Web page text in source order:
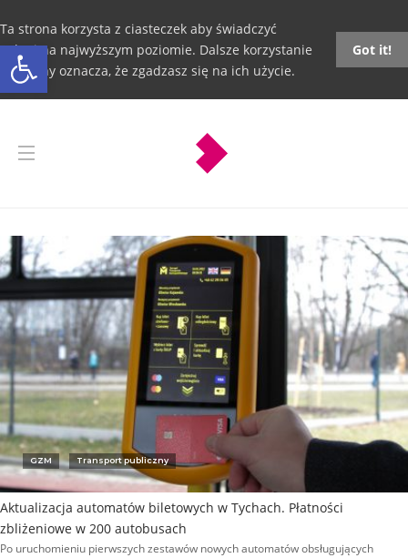
Otwórz pasek narzędzi
Ta strona korzysta z ciasteczek aby świadczyć
usługi na najwyższym poziomie. Dalsze korzystanie
ze strony oznacza, że zgadzasz się na ich użycie.
Got it!
GZM Transport publiczny
Aktualizacja automatów biletowych w Tychach. Płatności
zbliżeniowe w 200 autobusach
Po uruchomieniu pierwszych zestawów nowych automatów obsługujących